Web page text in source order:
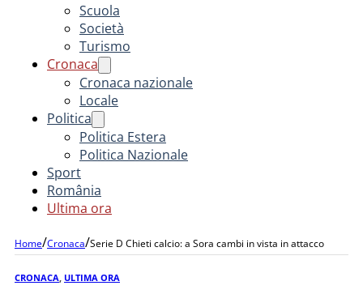
Scuola
Società
Turismo
Cronaca
Cronaca nazionale
Locale
Politica
Politica Estera
Politica Nazionale
Sport
România
Ultima ora
Home/Cronaca/Serie D Chieti calcio: a Sora cambi in vista in attacco
CRONACA ULTIMA ORA